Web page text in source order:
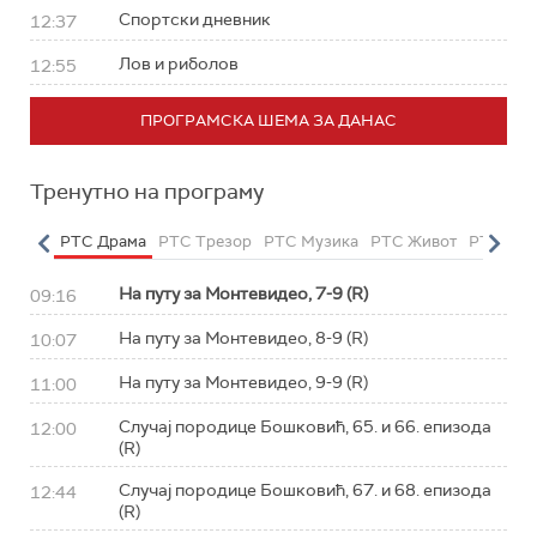
12:37 Спортски дневник
12:55 Лов и риболов
ПРОГРАМСКА ШЕМА ЗА ДАНАС
Тренутно на програму
РТС Драма РТС Трезор РТС Музика РТС Живот РТС
09:16 На путу за Монтевидео, 7-9 (R)
10:07 На путу за Монтевидео, 8-9 (R)
11:00 На путу за Монтевидео, 9-9 (R)
12:00
Случај породице Бошковић, 65. и 66. епизода
(R)
12:44
Случај породице Бошковић, 67. и 68. епизода
(R)